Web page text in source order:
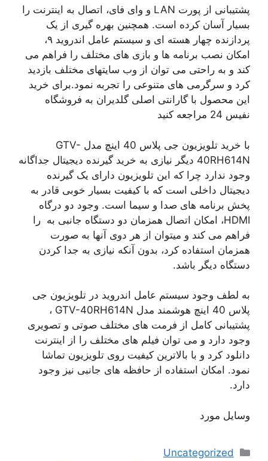
پشتیبانی از پورت LAN و وای فای، اتصال به اینترنت را
بسیار آسان کرده است. همچنین بهره گیری از یک
پردازنده چهار هسته ای و سیستم عامل اندروید ۹،
امکان نصب برنامه ها و بازی های مختلف را فراهم می
کند و به راحتی می توان از وب سایتهای مختلف بازدید
کرد و سرگرمی های متنوعی را تجربه نمود.برای خرید
این محصول با گارانتی اصلی گلدیران به فروشگاه
نفیس 24 مراجعه کنید
با خرید تلویزیون جی پلاس 40 اینچ مدل GTV-
40RH614N دیگر نیازی به خرید گیرنده دیجیتال جداگانه
وجود ندارد چرا که این تلویزیون دارای یک گیرنده
دیجیتال داخلی است که با کیفیت بسیار خوبی قادر به
پخش برنامه های صدا و سیما است. وجود دو درگاه
HDMI، امکان اتصال همزمان دو دستگاه جانبی به را
فراهم می کند و میتوان از هر دوی آنها به صورت
همزمان استفاده کرد، بدون آنکه نیازی به جدا کردن
دستگاه دیگر باشد.
به لطف وجود سیستم عامل اندروید در تلویزیون جی
پلاس 40 اینچ هوشمند مدل GTV-40RH614N ،
پشتیبانی کامل از فرمت های مختلف صوتی و تصویری
وجود دارد و می توان فیلم های مختلف را از اینترنت
دانلود کرد و با بالاترین کیفیت روی تلویزیون تماشا
نمود. امکان استفاده از حافظه های جانبی نیز وجود
دارد.
وسایل مورد
دسته‌ها
Uncategorized